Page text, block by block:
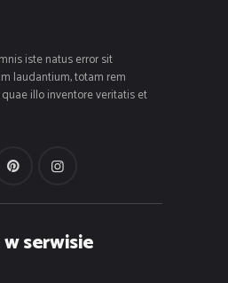
iste natus error sit
laudantium, totam rem
illo inventore veritatis et
serwisie